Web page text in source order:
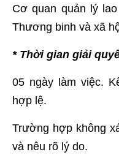
Cơ quan quản lý
Thương binh và xã
* Thời gian giải
05 ngày làm việc.
hợp lệ.
Trường hợp không
và nêu rõ lý do.